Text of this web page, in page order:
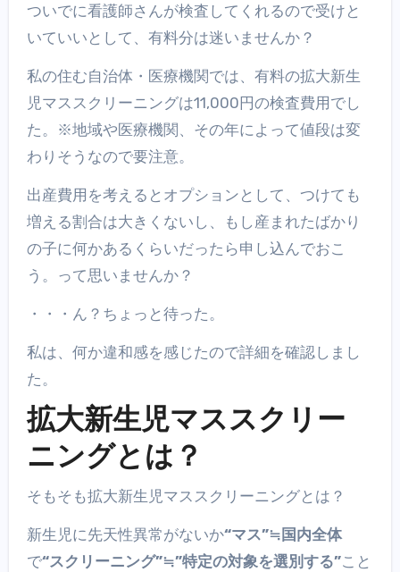
ついでに看護師さんが検査してくれるので受けと
いていいとして、有料分は迷いませんか？
私の住む自治体・医療機関では、有料の拡大新生
児マススクリーニングは11,000円の検査費用でし
た。※地域や医療機関、その年によって値段は変
わりそうなので要注意。
出産費用を考えるとオプションとして、つけても
増える割合は大きくないし、もし産まれたばかり
の子に何かあるくらいだったら申し込んでおこ
う。って思いませんか？
・・・ん？ちょっと待った。
私は、何か違和感を感じたので詳細を確認しまし
た。
拡大新生児マススクリー
ニングとは？
そもそも拡大新生児マススクリーニングとは？
新生児に先天性異常がないか“マス”≒国内全体
で“スクリーニング”≒”特定の対象を選別する”こと